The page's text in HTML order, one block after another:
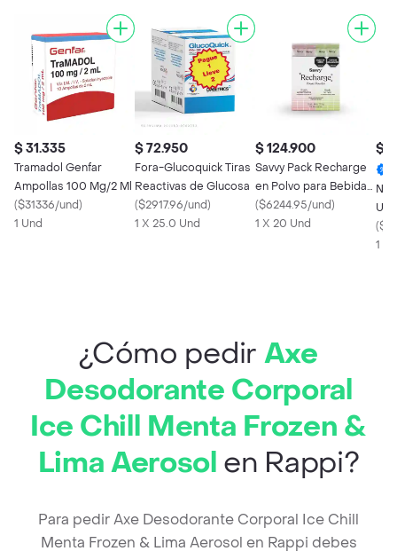
$ 31.335
Tramadol Genfar
Ampollas 100 Mg/2 Ml
($31336/und)
1 Und
$ 72.950
Fora-Glucoquick Tiras
Reactivas de Glucosa
($2917.96/und)
1 X 25.0 Und
$ 124.900
Savvy Pack Recharge
en Polvo para Bebida
Sabor Limón Sandia
($6244.95/und)
1 X 20 Und
$
(
1 X
¿Cómo pedir Axe
Desodorante Corporal
Ice Chill Menta Frozen &
Lima Aerosol en Rappi?
Para pedir Axe Desodorante Corporal Ice Chill
Menta Frozen & Lima Aerosol en Rappi debes